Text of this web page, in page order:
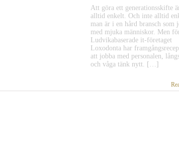
Att göra ett generationsskifte
alltid enkelt. Och inte alltid
man är i en hård bransch som
med mjuka människor. Men
Ludvikabaserade it-företaget
Loxodonta har
att jobba med personalen,
och våga tänk nytt. […]